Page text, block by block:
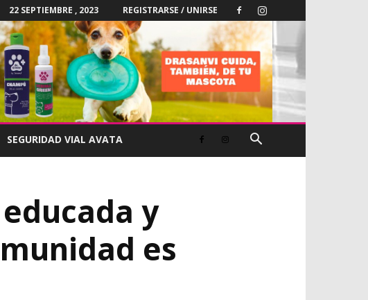
22 SEPTIEMBRE , 2023 REGISTRARSE / UNIRSE
SEGURIDAD VIAL AVATA
y
es